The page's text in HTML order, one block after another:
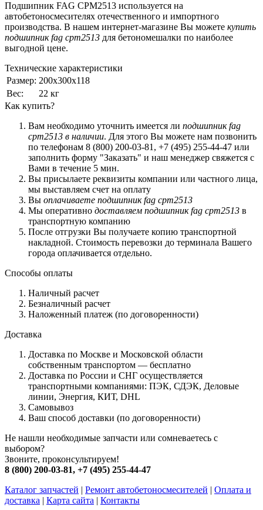
Подшипник FAG CPM2513 используется на
автобетоносмесителях отечественного и импортного
производства. В нашем интернет-магазине Вы можете купить
подшипник fag cpm2513 для бетономешалки по наиболее
выгодной цене.
Технические характеристики
Размер: 200х300х118
Вес:
22 кг
Как купить?
Вам необходимо уточнить имеется ли подшипник fag
cpm2513 в наличии. Для этого Вы можете нам позвонить
по телефонам 8 (800) 200-03-81 , +7 (495) 255-44-47 или
заполнить форму "Заказать" и наш менеджер свяжется с
Вами в течение 5 мин.
Вы присылаете реквизиты компании или частного лица,
мы выставляем счет на оплату
Вы оплачиваете подшипник fag cpm2513
Мы оперативно доставляем подшипник fag cpm2513 в
транспортную компанию
После отгрузки Вы получаете копию транспортной
накладной. Стоимость перевозки до терминала Вашего
города оплачивается отдельно.
Способы оплаты
Наличный расчет
Безналичный расчет
Наложенный платеж (по договоренности)
Доставка
Доставка по Москве и Московской области
собственным транспортом — бесплатно
Доставка по России и СНГ осуществляется
транспортными компаниями: ПЭК, СДЭК, Деловые
линии, Энергия, КИТ, DHL
Самовывоз
Ваш способ доставки (по договоренности)
Не нашли необходимые запчасти или сомневаетесь с
выбором?
Звоните, проконсультируем!
8 (800) 200-03-81, +7 (495) 255-44-47
Каталог запчастей | Ремонт автобетоносмесителей | Оплата и
доставка | Карта сайта | Контакты